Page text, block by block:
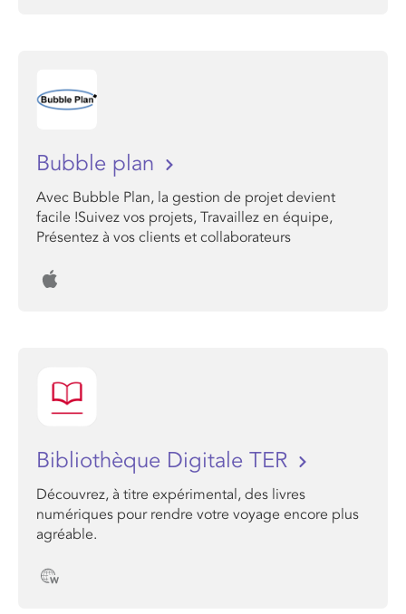
Bubble plan
Avec Bubble Plan, la gestion de projet devient
facile !Suivez vos projets, Travaillez en équipe,
Présentez à vos clients et collaborateurs
Bibliothèque Digitale TER
Découvrez, à titre expérimental, des livres
numériques pour rendre votre voyage encore plus
agréable.